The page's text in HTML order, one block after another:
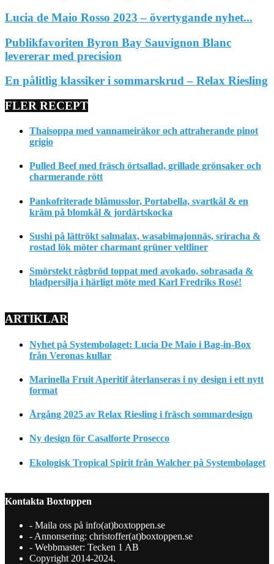
Lucia de Maio Rosso 2023 – övertygande nyhet...
Publikfavoriten Byron Bay Sauvignon Blanc
levererar med precision
En pålitlig klassiker i sommarskrud – Relax Riesling
FLER RECEPT
Thaisoppa med vannameiräkor och attraherande pinot
grigio
Pulled Beef med fräsch örtsallad, grillade grönsaker och
charmerande rött
Pankofriterade blåmusslor, Portabella, svartkål & en
kräm på blomkål & jordärtskocka
Sushi på lättrökt salmalax, wasabimajonnäs, sriracha &
rostad lök möter charmant grüner veltliner
Smörstekt rågbröd toppat med avokado, sobrasada &
bladpersilja i härligt möte med Karl Fredriks Rosé!
ARTIKLAR
Nyhet på Systembolaget: Lucia De Maio i Bag-in-Box
från Veronas kullar
Marinella Fruit Aperitif återlanseras i ny design i ett nytt
format
Årgång 2025 av Relax Riesling i fräsch sommardesign
Ny design för Casalforte Prosecco
Ekologisk Tropical Spirit från Walcher på Systembolaget
Kontakta Boxtoppen
- Maila oss på info(at)boxtoppen.se
- Annonsering: christoffer(at)boxtoppen.se
- Webbmaster: Tecken 1 AB
Copyright 2014-2024.